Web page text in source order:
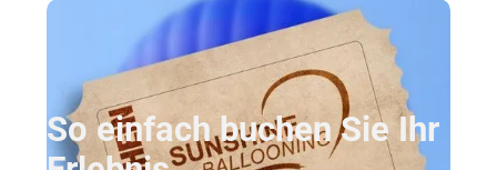
So einfach buchen Sie Ihr